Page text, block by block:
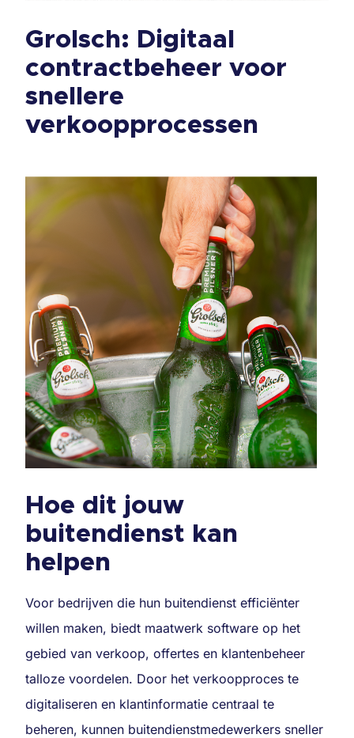
Grolsch: Digitaal
contractbeheer voor
snellere
verkoopprocessen
Hoe dit jouw
buitendienst kan
helpen
Voor bedrijven die hun buitendienst efficiënter
willen maken, biedt maatwerk software op het
gebied van verkoop, offertes en klantenbeheer
talloze voordelen. Door het verkoopproces te
digitaliseren en klantinformatie centraal te
beheren, kunnen buitendienstmedewerkers sneller